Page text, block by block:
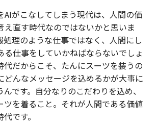
AIがこなしてしまう現代は、人間の価
え直す時代なのではないかと思いま
処理のような仕事ではなく、人間にし
る仕事をしていかねばならないでしょ
代だからこそ、たんにスーツを装うの
どんなメッセージを込めるかが大事に
です。自分なりのこだわりを込め、
ツを着ること。それが人間である価値
です。